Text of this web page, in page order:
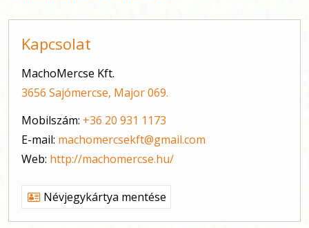
Kapcsolat
MachoMercse Kft.
3656 Sajómercse, Major 069.
Mobilszám: +36 20 931 1173
E-mail: machomercsekft@gmail.com
Web: http://machomercse.hu/
Névjegykártya mentése